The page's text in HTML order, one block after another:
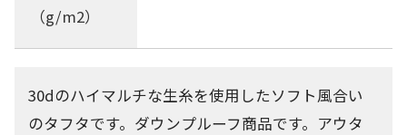
（g/m2）
30dのハイマルチな生糸を使用したソフト風合い
のタフタです。ダウンプルーフ商品です。アウタ